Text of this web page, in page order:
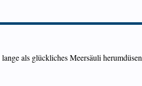
als glückliches Meersäuli